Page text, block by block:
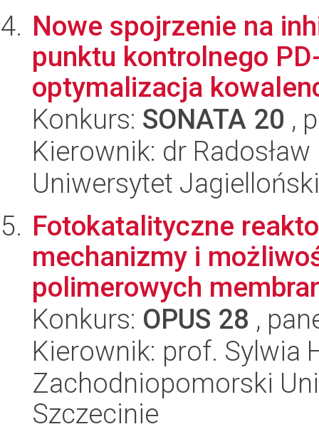
Nowe spojrzenie na
punktu kontrolnego
optymalizacja
Konkurs: SONATA 20 ,
Kierownik: dr
Uniwersytet Jagielloński
Fotokatalityczne
mechanizmy i
polimerowych
Konkurs: OPUS 28 ,
Kierownik: prof. Sylwia
Zachodniopomorski
Szczecinie